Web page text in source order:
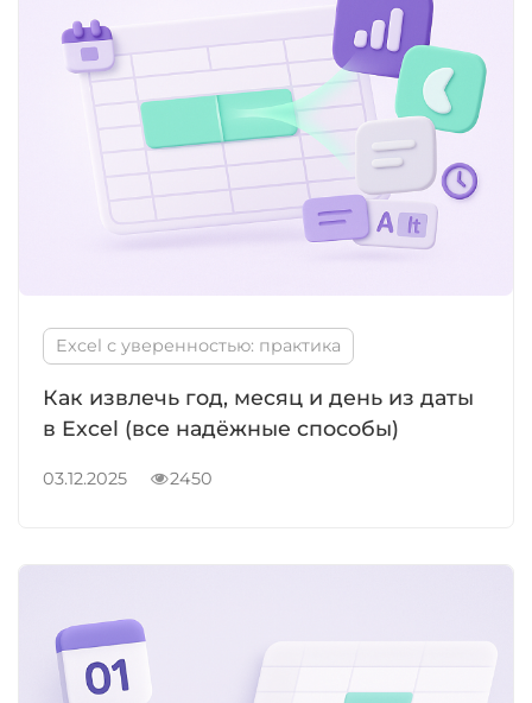
Excel с уверенностью: практика
Как извлечь год, месяц и день из даты
в Excel (все надёжные способы)
03.12.2025 2450